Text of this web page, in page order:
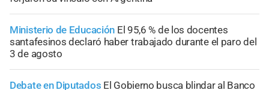
Ministerio de Educación El 95,6 % de los docentes
santafesinos declaró haber trabajado durante el paro del
3 de agosto
Debate en Diputados El Gobierno busca blindar al Banco